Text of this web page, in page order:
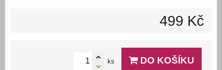
499 Kč
ks DO KOŠÍKU